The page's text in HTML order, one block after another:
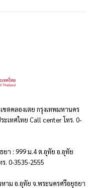
ตคลองเตย กรุงเทพมหานคร
เทศไทย Call center โทร. 0-
ยา : 999 ม.4 ต.อุทัย อ.อุทัย
. 0-3535-2555
าม อ.อุทัย จ.พระนครศรีอยุธยา